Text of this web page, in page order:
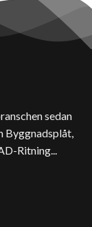
sedan
Byggnadsplåt,
Ritning...